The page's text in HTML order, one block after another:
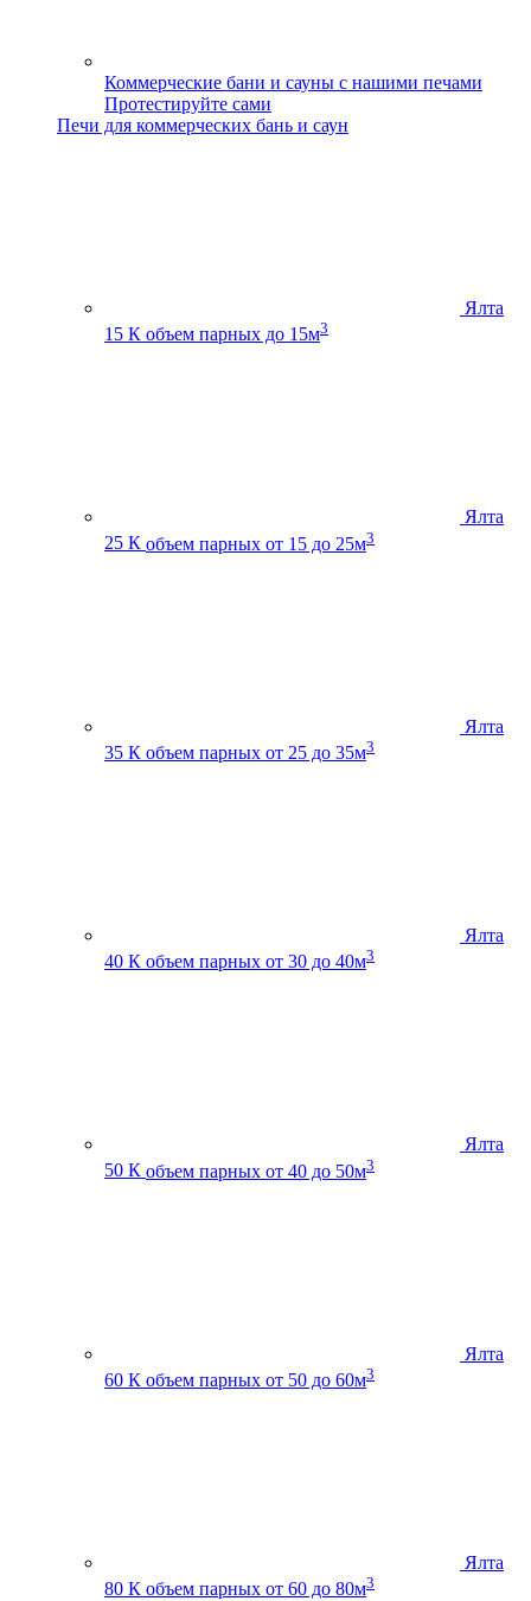
Коммерческие бани и сауны с нашими печами
Протестируйте сами
Печи для коммерческих бань и саун
Ялта
15 К объем парных до 15м3
Ялта
25 К объем парных от 15 до 25м3
Ялта
35 К объем парных от 25 до 35м3
Ялта
40 К объем парных от 30 до 40м3
Ялта
50 К объем парных от 40 до 50м3
Ялта
60 К объем парных от 50 до 60м3
Ялта
80 К объем парных от 60 до 80м3